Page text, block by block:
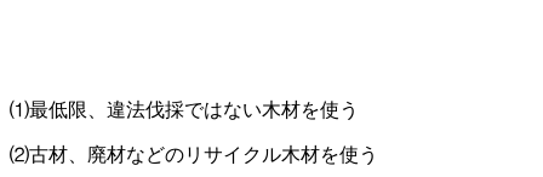
⑴最低限、違法伐採ではない木材を使う
⑵古材、廃材などのリサイクル木材を使う